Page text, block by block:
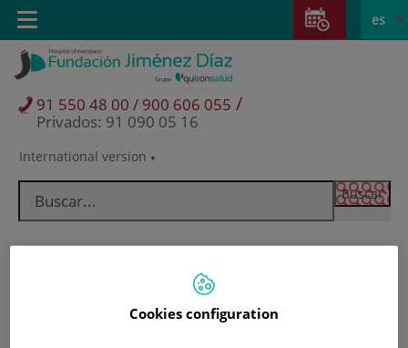
Saltar al contenido
Saltar
contenido
Selector
idioma
activo
es
International version
91 550 48 00 / 900 606 055 /
Privados: 91 090 05 16
Toggle
navigation
Cookies configuration